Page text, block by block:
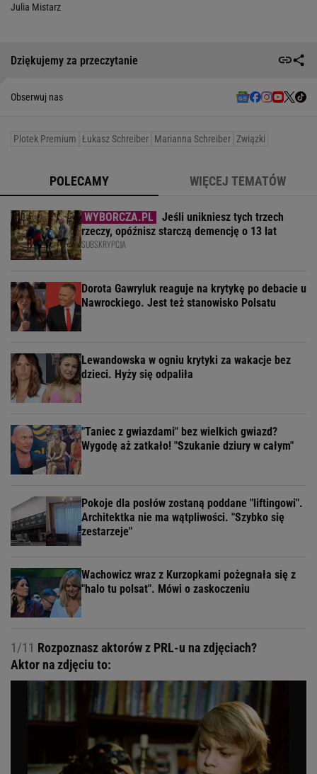
Julia Mistarz
Dziękujemy za przeczytanie
Obserwuj nas
Plotek Premium Łukasz Schreiber Marianna Schreiber Związki
POLECAMY WIĘCEJ TEMATÓW
Jeśli unikniesz tych trzech
rzeczy, opóźnisz starczą demencję o 13 lat
SUBSKRYPCJA
Dorota Gawryluk reaguje na krytykę po debacie u
Nawrockiego. Jest też stanowisko Polsatu
Lewandowska w ogniu krytyki za wakacje bez
dzieci. Hyży się odpaliła
"Taniec z gwiazdami" bez wielkich gwiazd?
Wygodę aż zatkało! "Szukanie dziury w całym"
Pokoje dla posłów zostaną poddane "liftingowi".
Architektka nie ma wątpliwości. "Szybko się
zestarzeje"
Wachowicz wraz z Kurzopkami pożegnała się z
"halo tu polsat". Mówi o zaskoczeniu
1/11 Rozpoznasz aktorów z PRL-u na zdjęciach?
Aktor na zdjęciu to: